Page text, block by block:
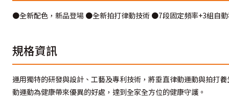
●全新配色，新品登場 ●全新拍打律動技術 ●7段固定頻率+3組自
規格資訊
運用獨特的研發與設計、工藝及專利技術，將垂直律動運動與拍打
動運動為健康帶來優異的好處，達到全家全方位的健康守護。